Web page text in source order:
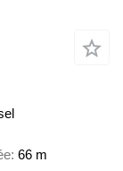
66 m